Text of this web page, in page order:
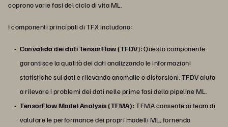
coprono varie fasi del ciclo di vita ML.
I componenti principali di TFX includono:
Convalida dei dati TensorFlow (TFDV): Questo componente
garantisce la qualità dei dati analizzando le informazioni
statistiche sui dati e rilevando anomalie o distorsioni. TFDV aiuta
a rilevare i problemi dei dati nelle prime fasi della pipeline ML.
TensorFlow Model Analysis (TFMA): TFMA consente ai team di
valutare le performance dei propri modelli ML, fornendo